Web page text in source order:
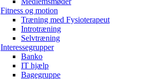
Fitness og motion
Træning med Fysioterapeut
Introtræning
Selvtræning
Interessegrupper
Banko
IT hjælp
Bagegruppe